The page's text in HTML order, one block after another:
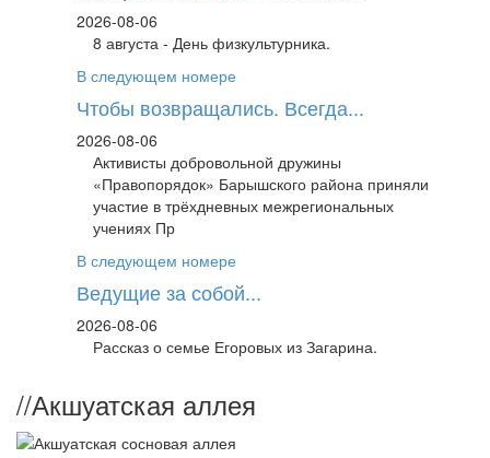
2026-08-06
8 августа - День физкультурника.
В следующем номере
Чтобы возвращались. Всегда...
2026-08-06
Активисты добровольной дружины
«Правопорядок» Барышского района приняли
участие в трёхдневных межрегиональных
учениях Пр
В следующем номере
Ведущие за собой...
2026-08-06
Рассказ о семье Егоровых из Загарина.
//Акшуатская аллея